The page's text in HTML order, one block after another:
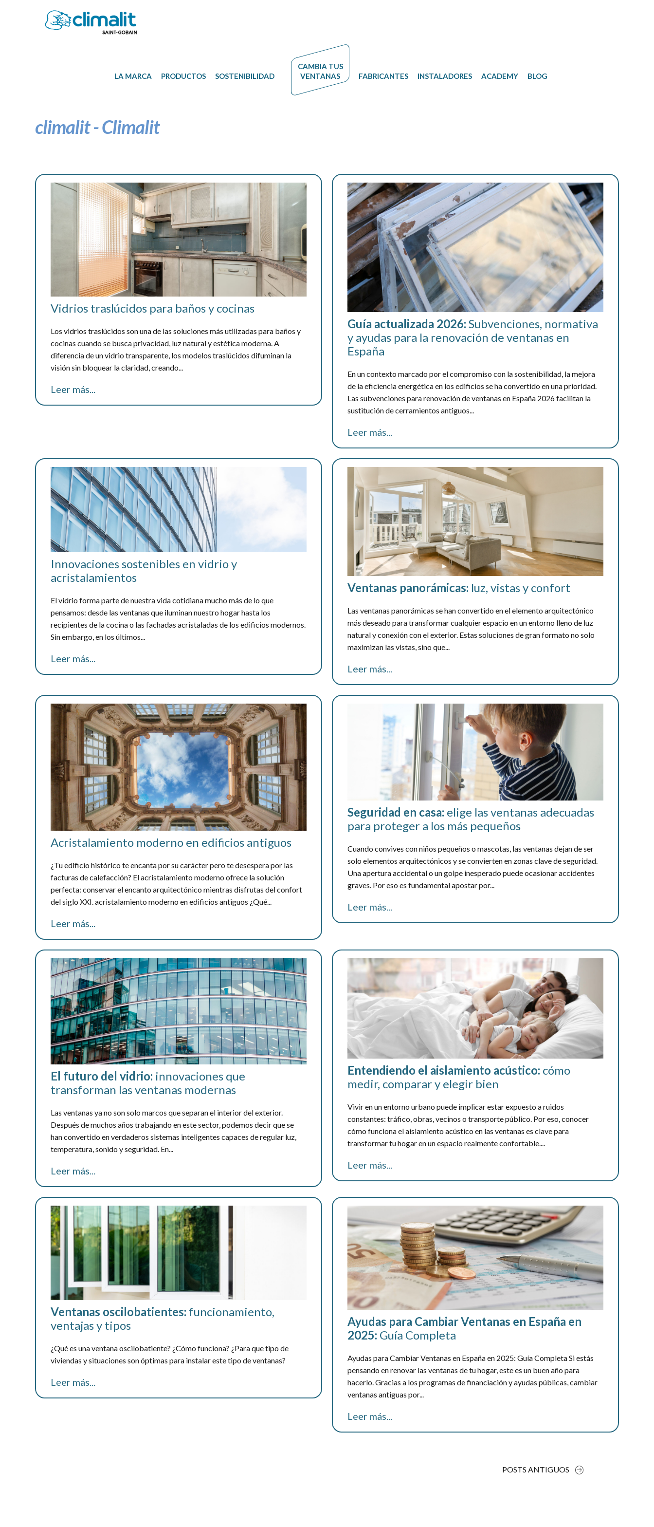
LA MARCA PRODUCTOS SOSTENIBILIDAD
CAMBIA TUS
VENTANAS
FABRICANTES INSTALADORES ACADEMY BLOG
climalit - Climalit
Vidrios traslúcidos para baños y cocinas
Los vidrios traslúcidos son una de las soluciones más utilizadas para baños y
cocinas cuando se busca privacidad, luz natural y estética moderna. A
diferencia de un vidrio transparente, los modelos traslúcidos difuminan la
visión sin bloquear la claridad, creando...
Leer más...
Guía actualizada 2026: Subvenciones, normativa
y ayudas para la renovación de ventanas en
España
En un contexto marcado por el compromiso con la sostenibilidad, la mejora
de la eficiencia energética en los edificios se ha convertido en una prioridad.
Las subvenciones para renovación de ventanas en España 2026 facilitan la
sustitución de cerramientos antiguos...
Leer más...
Innovaciones sostenibles en vidrio y
acristalamientos
El vidrio forma parte de nuestra vida cotidiana mucho más de lo que
pensamos: desde las ventanas que iluminan nuestro hogar hasta los
recipientes de la cocina o las fachadas acristaladas de los edificios modernos.
Sin embargo, en los últimos...
Leer más...
Ventanas panorámicas: luz, vistas y confort
Las ventanas panorámicas se han convertido en el elemento arquitectónico
más deseado para transformar cualquier espacio en un entorno lleno de luz
natural y conexión con el exterior. Estas soluciones de gran formato no solo
maximizan las vistas, sino que...
Leer más...
Acristalamiento moderno en edificios antiguos
¿Tu edificio histórico te encanta por su carácter pero te desespera por las
facturas de calefacción? El acristalamiento moderno ofrece la solución
perfecta: conservar el encanto arquitectónico mientras disfrutas del confort
del siglo XXI. acristalamiento moderno en edificios antiguos ¿Qué...
Leer más...
Seguridad en casa: elige las ventanas adecuadas
para proteger a los más pequeños
Cuando convives con niños pequeños o mascotas, las ventanas dejan de ser
solo elementos arquitectónicos y se convierten en zonas clave de seguridad.
Una apertura accidental o un golpe inesperado puede ocasionar accidentes
graves. Por eso es fundamental apostar por...
Leer más...
El futuro del vidrio: innovaciones que
transforman las ventanas modernas
Las ventanas ya no son solo marcos que separan el interior del exterior.
Después de muchos años trabajando en este sector, podemos decir que se
han convertido en verdaderos sistemas inteligentes capaces de regular luz,
temperatura, sonido y seguridad. En...
Leer más...
Entendiendo el aislamiento acústico: cómo
medir, comparar y elegir bien
Vivir en un entorno urbano puede implicar estar expuesto a ruidos
constantes: tráfico, obras, vecinos o transporte público. Por eso, conocer
cómo funciona el aislamiento acústico en las ventanas es clave para
transformar tu hogar en un espacio realmente confortable....
Leer más...
Ventanas oscilobatientes: funcionamiento,
ventajas y tipos
¿Qué es una ventana oscilobatiente? ¿Cómo funciona? ¿Para que tipo de
viviendas y situaciones son óptimas para instalar este tipo de ventanas?
Leer más...
Ayudas para Cambiar Ventanas en España en
2025: Guía Completa
Ayudas para Cambiar Ventanas en España en 2025: Guía Completa Si estás
pensando en renovar las ventanas de tu hogar, este es un buen año para
hacerlo. Gracias a los programas de financiación y ayudas públicas, cambiar
ventanas antiguas por...
Leer más...
POSTS ANTIGUOS